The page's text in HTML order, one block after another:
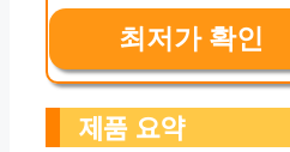
최저가 확인
제품 요약